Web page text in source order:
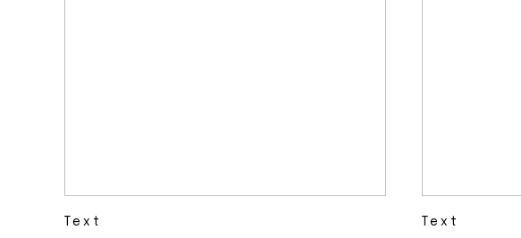
Text Text